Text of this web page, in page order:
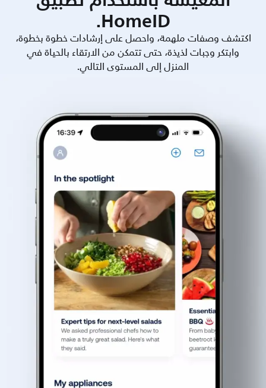
HomeID.
اكتشف وصفات ملهمة، واحصل على إرشادات خطوة بخطوة،
وابتكر وجبات لذيذة، حتى تتمكن من الارتقاء بالحياة في
المنزل إلى المستوى التالي.